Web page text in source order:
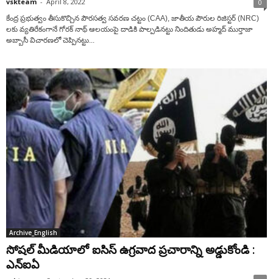
0
కేంద్ర ప్ర‌భుత్వం తీసుకొచ్చిన పౌర‌స‌త్వ స‌వ‌ర‌ణ చ‌ట్టం (CAA), జాతీయ పౌరుల రిజిస్టర్ (NRC)
ల‌కు వ్య‌తిరేకంగానే గోర‌క్ నాథ్ ఆల‌యంపై దాడికి పాల్ప‌డిన‌ట్టు నిందితుడు అహ్మద్ ముర్తాజా
అబ్బాసీ విచార‌ణ‌లో చెప్పిన‌ట్టు...
Archive_English
సోష‌ల్ మీడియాలో ఐసిస్ ఉగ్ర‌వాద ప్ర‌చారాన్ని అడ్డుకోండి :
ఎన్ఐఏ